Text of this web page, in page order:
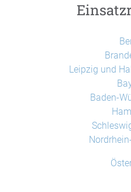
Leipzig und
Baden-